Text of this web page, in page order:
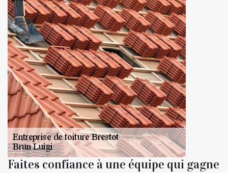
Faites confiance à une équipe qui gagne